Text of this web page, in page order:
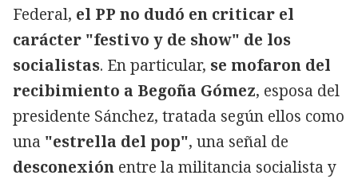
Federal, el PP no dudó en criticar el
carácter "festivo y de show" de los
socialistas. En particular, se mofaron del
recibimiento a Begoña Gómez, esposa del
presidente Sánchez, tratada según ellos como
una "estrella del pop", una señal de
desconexión entre la militancia socialista y